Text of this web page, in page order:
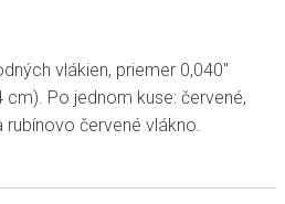
vlákien, priemer 0,040"
cm). Po jednom kuse: červené,
rubínovo červené vlákno.